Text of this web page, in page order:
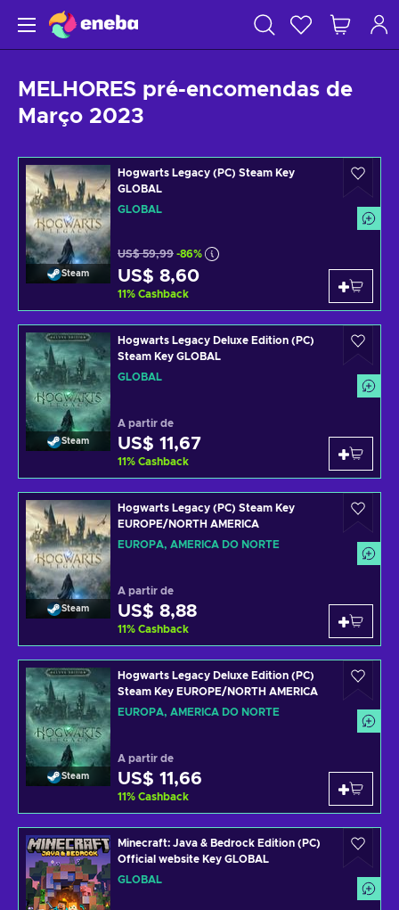
MELHORES pré-encomendas de
Março 2023
Steam
Hogwarts Legacy (PC) Steam Key
GLOBAL
GLOBAL
US$ 59,99 -86%
US$ 8,60
11% Cashback
Steam
Hogwarts Legacy Deluxe Edition (PC)
Steam Key GLOBAL
GLOBAL
A partir de
US$ 11,67
11% Cashback
Steam
Hogwarts Legacy (PC) Steam Key
EUROPE/NORTH AMERICA
EUROPA, AMÉRICA DO NORTE
A partir de
US$ 8,88
11% Cashback
Steam
Hogwarts Legacy Deluxe Edition (PC)
Steam Key EUROPE/NORTH AMERICA
EUROPA, AMÉRICA DO NORTE
A partir de
US$ 11,66
11% Cashback
Minecraft: Java & Bedrock Edition (PC)
Official website Key GLOBAL
GLOBAL